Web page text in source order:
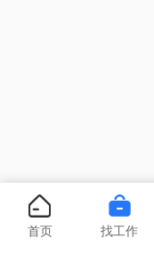
首页 找工作